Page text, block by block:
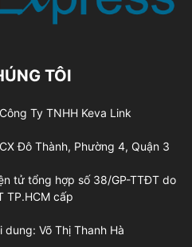
TÔI
Ty TNHH Keva Link
Đô Thành, Phường 4, Quận 3
tử tổng hợp số 38/GP-TTĐT do
TP.HCM cấp
dung: Võ Thị Thanh Hà